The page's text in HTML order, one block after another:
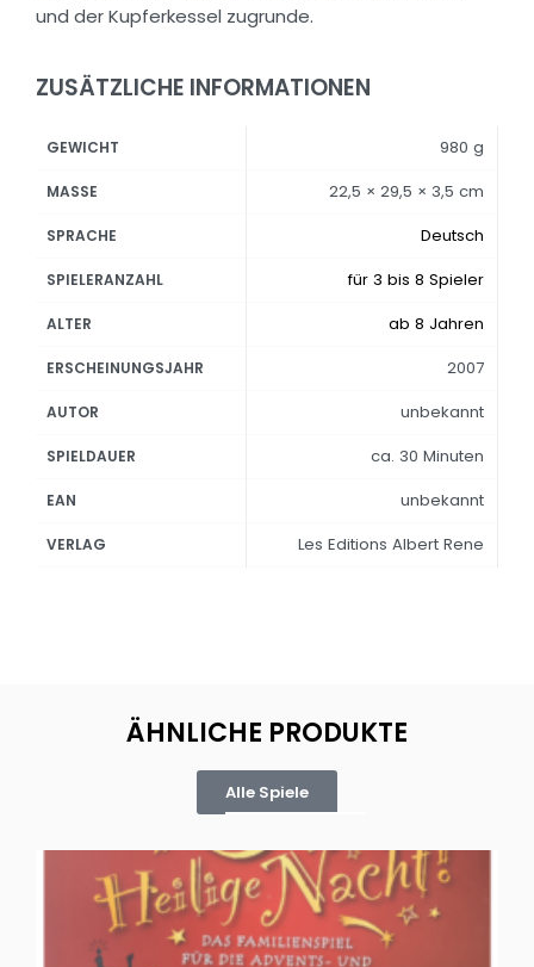
und der Kupferkessel zugrunde.
ZUSÄTZLICHE INFORMATIONEN
GEWICHT 980 g
MASSE 22,5 × 29,5 × 3,5 cm
SPRACHE Deutsch
SPIELERANZAHL für 3 bis 8 Spieler
ALTER ab 8 Jahren
ERSCHEINUNGSJAHR 2007
AUTOR unbekannt
SPIELDAUER ca. 30 Minuten
EAN unbekannt
VERLAG Les Editions Albert Rene
ÄHNLICHE PRODUKTE
Alle Spiele